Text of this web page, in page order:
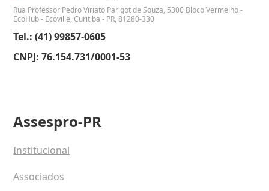
Rua Professor Pedro Viriato Parigot de Souza, 5300 Bloco Vermelho -
EcoHub - Ecoville, Curitiba - PR, 81280-330
Tel.: (41) 99857-0605
CNPJ: 76.154.731/0001-53
Assespro-PR
Institucional
Associados